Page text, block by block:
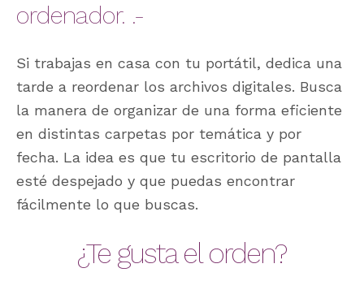
ordenador. .-
Si trabajas en casa con tu portátil, dedica una
tarde a reordenar los archivos digitales. Busca
la manera de organizar de una forma eficiente
en distintas carpetas por temática y por
fecha. La idea es que tu escritorio de pantalla
esté despejado y que puedas encontrar
fácilmente lo que buscas.
¿Te gusta el orden?